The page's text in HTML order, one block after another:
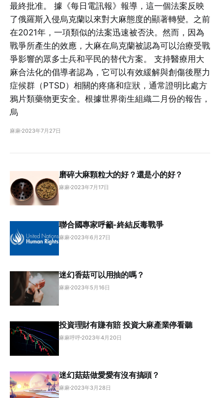
最終批准。 據《每日電訊報》報導，這一個法案反映
了俄羅斯入侵烏克蘭以來對大麻態度的顯著轉變。之前
在2021年，一項類似的法案迅速被否決。然而，因為
戰爭所產生的效應，大麻在烏克蘭被認為可以治療受戰
爭影響的眾多士兵和平民的替代方案。 支持醫療用大
麻合法化的倡導者認為，它可以有效緩解與創傷後壓力
症候群（PTSD）相關的疼痛和症狀，通常證明比處方
鴉片類藥物更安全。根據世界衛生組織二月份的報告，
烏
麻麻 2023年7月27日
磨碎大麻顆粒大的好？還是小的好？
麻麻 2023年7月17日
聯合國專家呼籲-終結反毒戰爭
麻麻 2023年6月27日
迷幻香菇可以用抽的嗎？
麻麻 2023年5月16日
投資理財有賺有賠 投資大麻產業停看聽
麻麻呼呼 2023年4月20日
迷幻菇菇做愛愛有沒有搞頭？
麻麻 2023年3月28日